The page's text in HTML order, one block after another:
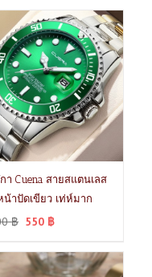
า Cuena สายสแตนเลส
น้าปัดเขียว เท่ห์มาก
฿ 550 ฿